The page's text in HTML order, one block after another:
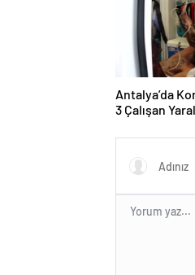
Antalya’da
3 Çalışan